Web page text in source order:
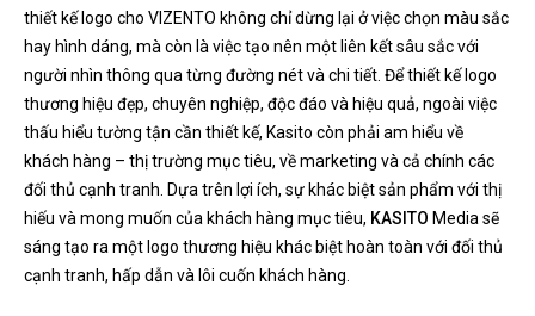
thiết kế logo cho VIZENTO không chỉ dừng lại ở việc chọn màu sắc
hay hình dáng, mà còn là việc tạo nên một liên kết sâu sắc với
người nhìn thông qua từng đường nét và chi tiết. Để thiết kế logo
thương hiệu đẹp, chuyên nghiệp, độc đáo và hiệu quả, ngoài việc
thấu hiểu tường tận cần thiết kế, Kasito còn phải am hiểu về
khách hàng – thị trường mục tiêu, về marketing và cả chính các
đối thủ cạnh tranh. Dựa trên lợi ích, sự khác biệt sản phẩm với thị
hiếu và mong muốn của khách hàng mục tiêu, KASITO Media sẽ
sáng tạo ra một logo thương hiệu khác biệt hoàn toàn với đối thủ
cạnh tranh, hấp dẫn và lôi cuốn khách hàng.